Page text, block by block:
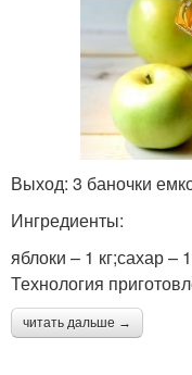
Выход: 3 баночки
Ингредиенты:
яблоки – 1 кг;сахар – 1
Технология
читать дальше →